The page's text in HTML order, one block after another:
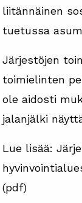
liitännäinen
tuetussa
Järjestöjen
toimielinten
ole aidosti
jalanjälki
Lue lisää:
(pdf)